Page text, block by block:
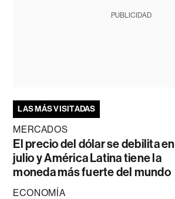
PUBLICIDAD
LAS MÁS VISITADAS
MERCADOS
El precio del dólar se debilita en
julio y América Latina tiene la
moneda más fuerte del mundo
ECONOMÍA